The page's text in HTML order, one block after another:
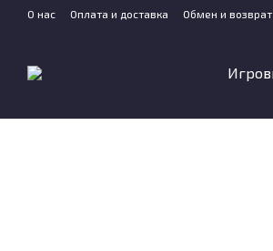
Перейти к основному контенту
О нас Оплата и доставка Обмен и возврат